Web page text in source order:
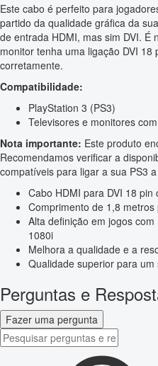
Este cabo é perfeito para
partido da qualidade gráfica da
de entrada HDMI, mas sim DVI. É
monitor tenha uma ligação DVI
corretamente.
Compatibilidade:
PlayStation 3 (PS3)
Televisores e monitores
Nota importante: Este produto
Recomendamos verificar a
compatíveis para ligar a sua PS3
Cabo HDMI para DVI 18 pin
Comprimento de 1,8
Alta definição em jogos
1080i
Melhora a qualidade e a
Qualidade superior para
Perguntas e
Fazer uma pergunta